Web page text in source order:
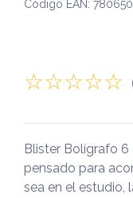
Código EAN:
Blister Bolígrafo
pensado para
sea en el estudio,